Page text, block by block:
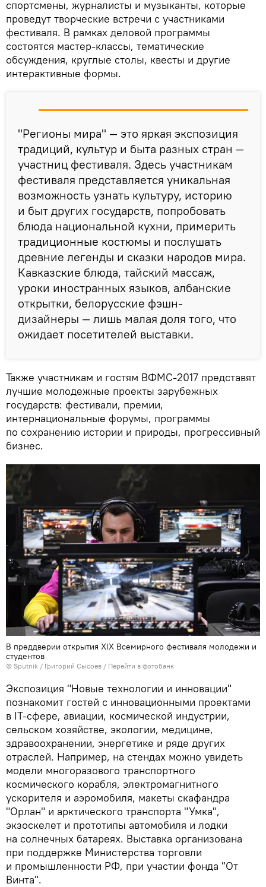
спортсмены, журналисты и музыканты, которые
проведут творческие встречи с участниками
фестиваля. В рамках деловой программы
состоятся мастер-классы, тематические
обсуждения, круглые столы, квесты и другие
интерактивные формы.
"Регионы мира" — это яркая экспозиция
традиций, культур и быта разных стран —
участниц фестиваля. Здесь участникам
фестиваля представляется уникальная
возможность узнать культуру, историю
и быт других государств, попробовать
блюда национальной кухни, примерить
традиционные костюмы и послушать
древние легенды и сказки народов мира.
Кавказские блюда, тайский массаж,
уроки иностранных языков, албанские
открытки, белорусские фэшн-
дизайнеры — лишь малая доля того, что
ожидает посетителей выставки.
Также участникам и гостям ВФМС-2017 представят
лучшие молодежные проекты зарубежных
государств: фестивали, премии,
интернациональные форумы, программы
по сохранению истории и природы, прогрессивный
бизнес.
В преддверии открытия XIX Всемирного фестиваля молодежи и
студентов
© Sputnik / Григорий Сысоев / Перейти в фотобанк
Экспозиция "Новые технологии и инновации"
познакомит гостей с инновационными проектами
в IT-сфере, авиации, космической индустрии,
сельском хозяйстве, экологии, медицине,
здравоохранении, энергетике и ряде других
отраслей. Например, на стендах можно увидеть
модели многоразового транспортного
космического корабля, электромагнитного
ускорителя и аэромобиля, макеты скафандра
"Орлан" и арктического транспорта "Умка",
экзоскелет и прототипы автомобиля и лодки
на солнечных батареях. Выставка организована
при поддержке Министерства торговли
и промышленности РФ, при участии фонда "От
Винта".